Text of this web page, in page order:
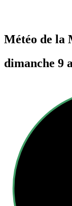
Météo de la
dimanche 9